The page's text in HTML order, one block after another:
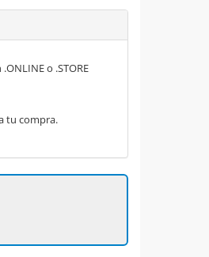
o .STORE
tu compra.